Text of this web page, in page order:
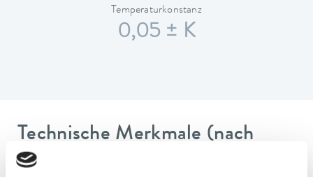
Temperaturkonstanz
0,05 ± K
Technische Merkmale (nach
DIN 12876)